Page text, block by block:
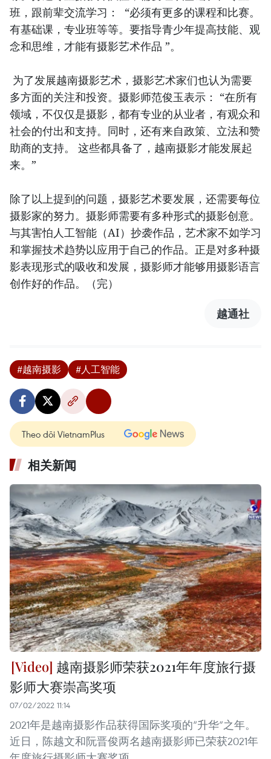
班，跟前辈交流学习： “必须有更多的课程和比赛。
有基础课，专业班等等。要指导青少年提高技能、观
念和思维，才能有摄影艺术作品 ”。
为了发展越南摄影艺术，摄影艺术家们也认为需要
多方面的关注和投资。摄影师范俊玉表示： “在所有
领域，不仅仅是摄影，都有专业的从业者，有观众和
社会的付出和支持。同时，还有来自政策、立法和赞
助商的支持。 这些都具备了，越南摄影才能发展起
来。”
除了以上提到的问题，摄影艺术要发展，还需要每位
摄影家的努力。摄影师需要有多种形式的摄影创意。
与其害怕人工智能（AI）抄袭作品，艺术家不如学习
和掌握技术趋势以应用于自己的作品。正是对多种摄
影表现形式的吸收和发展，摄影师才能够用摄影语言
创作好的作品。（完）
越通社
#越南摄影 #人工智能
Theo dõi VietnamPlus
相关新闻
越南摄影师荣获2021年年度旅行摄
影师大赛崇高奖项
07/02/2022 11:14
2021年是越南摄影作品获得国际奖项的“升华”之年。
近日，陈越文和阮晋俊两名越南摄影师已荣获2021年